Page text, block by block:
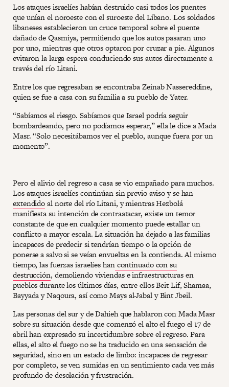
Los ataques israelíes habían destruido casi todos los puentes
que unían el noroeste con el suroeste del Líbano. Los soldados
libaneses establecieron un cruce temporal sobre el puente
dañado de Qasmiya, permitiendo que los autos pasaran uno
por uno, mientras que otros optaron por cruzar a pie. Algunos
evitaron la larga espera conduciendo sus autos directamente a
través del río Litani.
Entre los que regresaban se encontraba Zeinab Nassereddine,
quien se fue a casa con su familia a su pueblo de Yater.
“Sabíamos el riesgo. Sabíamos que Israel podría seguir
bombardeando, pero no podíamos esperar,” ella le dice a Mada
Masr. “Solo necesitábamos ver el pueblo, aunque fuera por un
momento”.
Pero el alivio del regreso a casa se vio empañado para muchos.
Los ataques israelíes continúan sin previo aviso y se han
extendidoal norte del río Litani, y mientras Hezbolá
manifiesta su intención de contraatacar, existe un temor
constante de que en cualquier momento puede estallar un
conflicto a mayor escala. La situación ha dejado a las familias
incapaces de predecir si tendrían tiempo o la opción de
ponerse a salvo si se veían envueltas en la contienda. Al mismo
tiempo, las fuerzas israelíes hancontinuado con su
destrucción, demoliendo viviendas e infraestructuras en
pueblos durante los últimos días, entre ellos Beit Lif, Shamaa,
Bayyada y Naqoura, así como Mays al-Jabal y Bint Jbeil.
Las personas del sur y de Dahieh que hablaron con Mada Masr
sobre su situación desde que comenzó el alto el fuego el 17 de
abril han expresado su incertidumbre sobre el regreso. Para
ellas, el alto el fuego no se ha traducido en una sensación de
seguridad, sino en un estado de limbo: incapaces de regresar
por completo, se ven sumidas en un sentimiento cada vez más
profundo de desolación y frustración.